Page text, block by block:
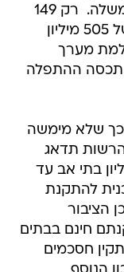
ממערך ההתפלה עליו החליטה הממשלה.  רק 149
מיליון מ"ק מתוך הכמות המיועדת של 505 מיליון
מערך
לשנת 2013, לא תכסה ההתפלה
שלא מימשה
תדאג
בתי אב עד
להתקנת
הציבור
חינם בבתים
פעל להתקין חסכמים